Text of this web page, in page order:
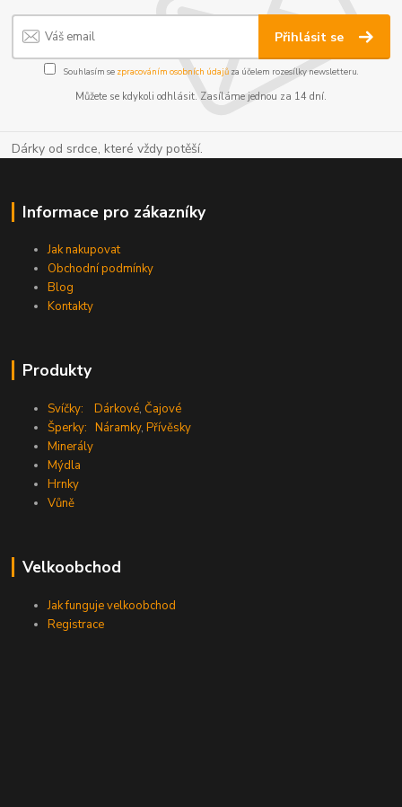
Přihlásit se
Souhlasím se zpracováním osobních údajůza účelem rozesílky newsletteru.
Můžete se kdykoli odhlásit. Zasíláme jednou za 14 dní.
Dárky od srdce, které vždy potěší.
Informace pro zákazníky
Jak nakupovat
Obchodní podmínky
Blog
Kontakty
Produkty
Svíčky: Dárkové,Čajové
Šperky: Náramky,Přívěsky
Minerály
Mýdla
Hrnky
Vůně
Velkoobchod
Jak funguje velkoobchod
Registrace